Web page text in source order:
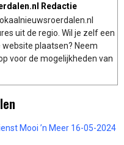
Redactie
uit de regio. Wil je zelf een
plaatsen? Neem
voor de mogelijkheden van
Mooi ’n Meer 16-05-2024